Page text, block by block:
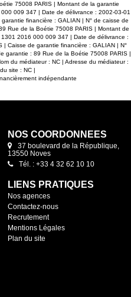
75008 PARIS | Montant de la garantie
009 347 | Date de délivrance : 2002-03-01
financière : GALIAN | N° de caisse de
Rue de la Boétie 75008 PARIS | Montant de
2016 000 009 347 | Date de délivrance :
Caisse de garantie financière : GALIAN | N°
garantie : 89 Rue de la Boétie 75008 PARIS |
du médiateur : NC | Adresse du médiateur :
site : NC |
indépendante
NOS COORDONNÉES
37 boulevard de la République,
13550 Noves
Tél. : +33 4 32 62 10 10
LIENS PRATIQUES
Nos agences
Contactez-nous
Recrutement
Mentions Légales
Plan du site